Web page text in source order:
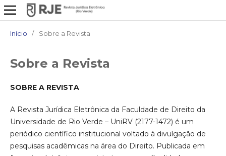
Início / Sobre a Revista
Sobre a Revista
SOBRE A REVISTA
A Revista Jurídica Eletrônica da Faculdade de Direito da
Universidade de Rio Verde – UniRV (2177-1472) é um
periódico científico institucional voltado à divulgação de
pesquisas acadêmicas na área do Direito. Publicada em